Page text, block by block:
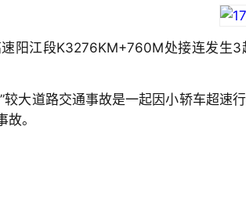
阳江段K3276KM+760M处接连发生
较大道路交通事故是一起因小轿车超
。